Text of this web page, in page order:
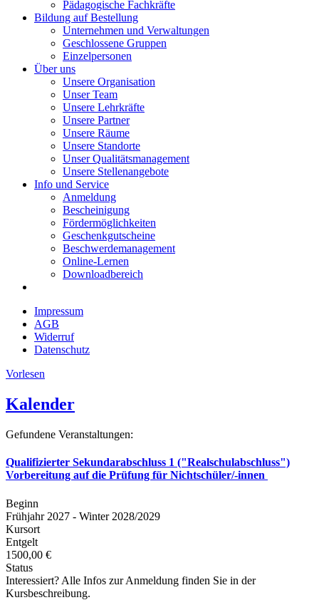
Pädagogische Fachkräfte
Bildung auf Bestellung
Unternehmen und Verwaltungen
Geschlossene Gruppen
Einzelpersonen
Über uns
Unsere Organisation
Unser Team
Unsere Lehrkräfte
Unsere Partner
Unsere Räume
Unsere Standorte
Unser Qualitätsmanagement
Unsere Stellenangebote
Info und Service
Anmeldung
Bescheinigung
Fördermöglichkeiten
Geschenkgutscheine
Beschwerdemanagement
Online-Lernen
Downloadbereich
Impressum
AGB
Widerruf
Datenschutz
Vorlesen
Kalender
Gefundene Veranstaltungen:
Qualifizierter Sekundarabschluss 1 ("Realschulabschluss")
Vorbereitung auf die Prüfung für Nichtschüler/-innen
Beginn
Frühjahr 2027 - Winter 2028/2029
Kursort
Entgelt
1500,00 €
Status
Interessiert? Alle Infos zur Anmeldung finden Sie in der
Kursbeschreibung.